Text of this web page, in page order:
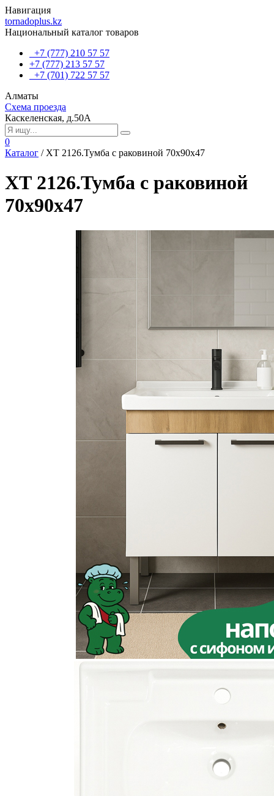
Навигация
tornadoplus.kz
Национальный каталог товаров
+7 (777) 210 57 57
+7 (777) 213 57 57
+7 (701) 722 57 57
Алматы
Схема проезда
Каскеленская, д.50А
0
Каталог / ХТ 2126.Тумба с раковиной 70x90x47
ХТ 2126.Тумба с раковиной
70x90x47